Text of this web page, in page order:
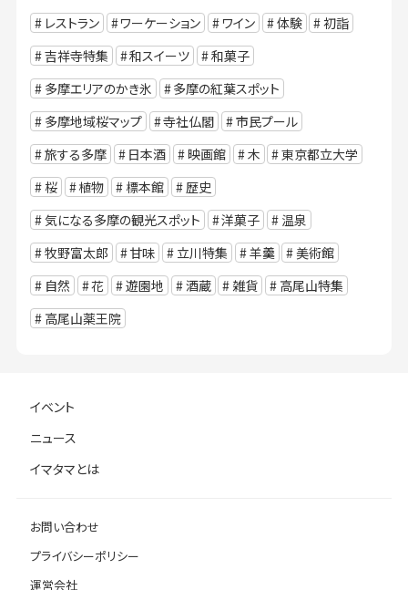
レストラン
ワーケーション ワイン 体験
初詣
吉祥寺特集
和スイーツ
和菓子
多摩エリアのかき氷
多摩の紅葉スポット
多摩地域桜マップ
寺社仏閣
市民プール
旅する多摩
日本酒 映画館 木
東京都立大学
桜
植物 標本館
歴史
気になる多摩の観光スポット
洋菓子
温泉
牧野富太郎
甘味 立川特集 羊羹
美術館
自然
花 遊園地 酒蔵 雑貨
高尾山特集
高尾山薬王院
イベント
ニュース
イマタマとは
お問い合わせ
プライバシーポリシー
運営会社